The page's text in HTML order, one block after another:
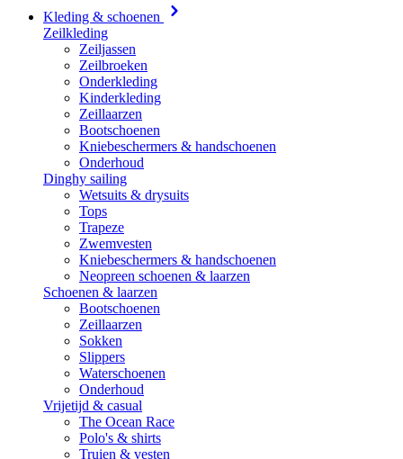
Kleding & schoenen
Zeilkleding
Zeiljassen
Zeilbroeken
Onderkleding
Kinderkleding
Zeillaarzen
Bootschoenen
Kniebeschermers & handschoenen
Onderhoud
Dinghy sailing
Wetsuits & drysuits
Tops
Trapeze
Zwemvesten
Kniebeschermers & handschoenen
Neopreen schoenen & laarzen
Schoenen & laarzen
Bootschoenen
Zeillaarzen
Sokken
Slippers
Waterschoenen
Onderhoud
Vrijetijd & casual
The Ocean Race
Polo's & shirts
Truien & vesten